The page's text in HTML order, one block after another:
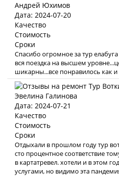
Андрей Юхимов
Дата: 2024-07-20
Качество
Стоимость
Сроки
Спасибо огромное за тур
вся поездка на высшем
шикарны...все понравилось как и
Эвелина Галинова
Дата: 2024-07-21
Качество
Стоимость
Сроки
Отдыхали в прошлом году тур
сто процентное соответствие
в картатревел. хотели и в этом
услугами, но видимо эта